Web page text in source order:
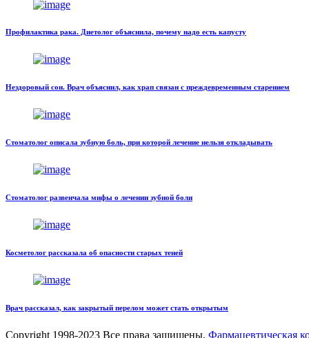
Профилактика рака. Диетолог объяснила, почему надо есть капусту
Нездоровый сон. Врач объяснил, как храп связан с преждевременным старением
Стоматолог описала зубную боль, при которой лечение нельзя откладывать
Стоматолог развенчала мифы о лечении зубной боли
Косметолог рассказала об опасности старых теней
Врач рассказал, как закрытый перелом может стать открытым
Copyright 1998-2023 Все права защищены, Фармацевтическая